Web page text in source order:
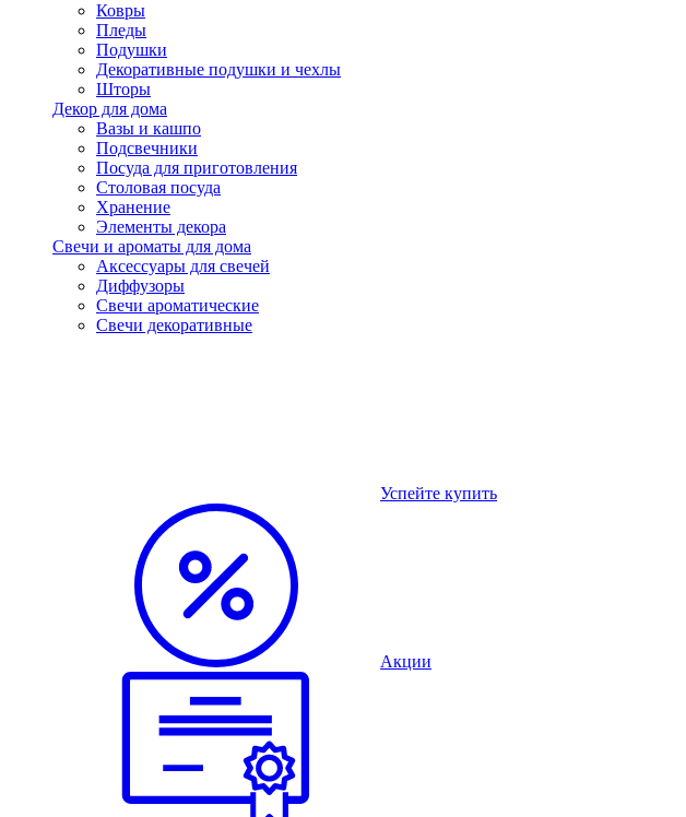
Ковры
Пледы
Подушки
Декоративные подушки и чехлы
Шторы
Декор для дома
Вазы и кашпо
Подсвечники
Посуда для приготовления
Столовая посуда
Хранение
Элементы декора
Свечи и ароматы для дома
Аксессуары для свечей
Диффузоры
Свечи ароматические
Свечи декоративные
Успейте купить
Акции